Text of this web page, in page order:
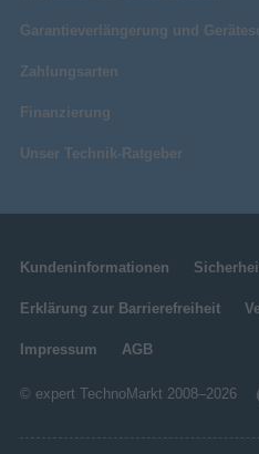
Garantieverlängerung und
Zahlungsarten
Finanzierung
Unser Technik-Ratgeber
Kundeninformationen
Erklärung zur Barrierefreiheit
Impressum AGB
© expert TechnoMarkt 2008–2026